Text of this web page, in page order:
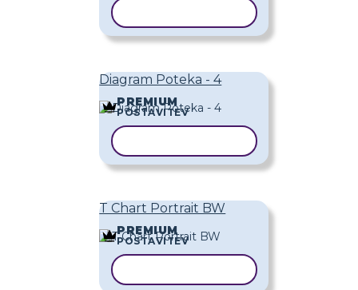
Diagram Poteka - 4
PREMIUM
POSTAVITEV
T Chart Portrait BW
PREMIUM
POSTAVITEV